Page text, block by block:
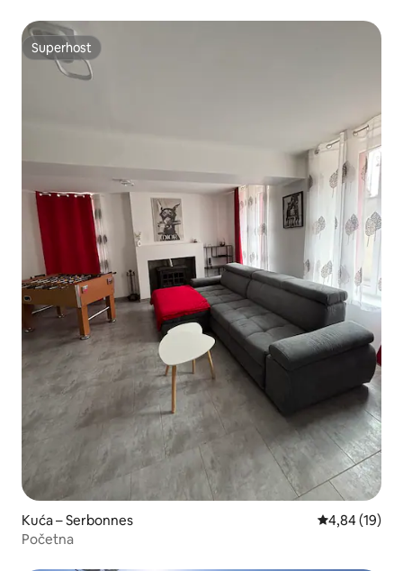
Superhost
Superhost
Kuća – Serbonnes Prosječna
4,84 (19)
Početna